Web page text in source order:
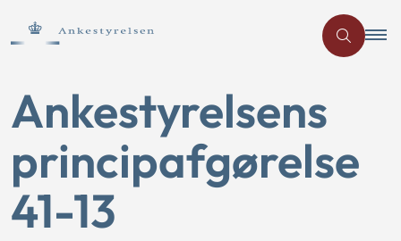
Ankestyrelsens
principafgørelse
41-13